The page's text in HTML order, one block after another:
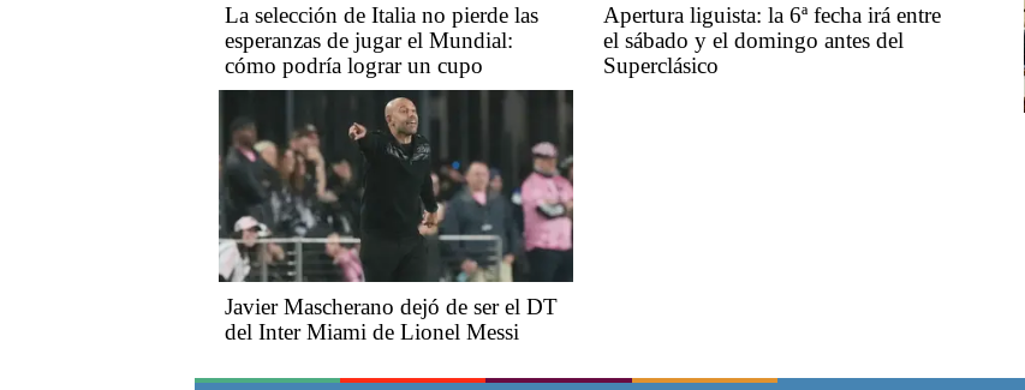
La selección de Italia no pierde las
esperanzas de jugar el Mundial:
cómo podría lograr un cupo
Apertura liguista: la 6ª fecha irá entre
el sábado y el domingo antes del
Superclásico
Javier Mascherano dejó de ser el DT
del Inter Miami de Lionel Messi